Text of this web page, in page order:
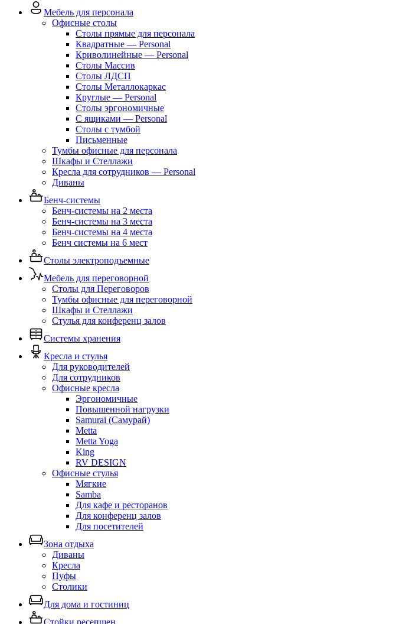
Мебель для персонала
Офисные столы
Столы прямые для персонала
Квадратные — Personal
Криволинейные — Personal
Столы Массив
Столы ЛДСП
Столы Металлокаркас
Круглые — Personal
Столы эргономичные
С ящиками — Personal
Столы с тумбой
Письменные
Тумбы офисные для персонала
Шкафы и Стеллажи
Кресла для сотрудников — Personal
Диваны
Бенч-системы
Бенч-системы на 2 места
Бенч-системы на 3 места
Бенч-системы на 4 места
Бенч системы на 6 мест
Столы электроподъемные
Мебель для переговорной
Столы для Переговоров
Тумбы офисные для переговорной
Шкафы и Стеллажи
Стулья для конференц залов
Системы хранения
Кресла и стулья
Для руководителей
Для сотрудников
Офисные кресла
Эргономичные
Повышенной нагрузки
Samurai (Самурай)
Metta
Metta Yoga
King
RV DESIGN
Офисные стулья
Мягкие
Samba
Для кафе и ресторанов
Для конференц залов
Для посетителей
Зона отдыха
Диваны
Кресла
Пуфы
Столики
Для дома и гостиниц
Стойки ресепшен